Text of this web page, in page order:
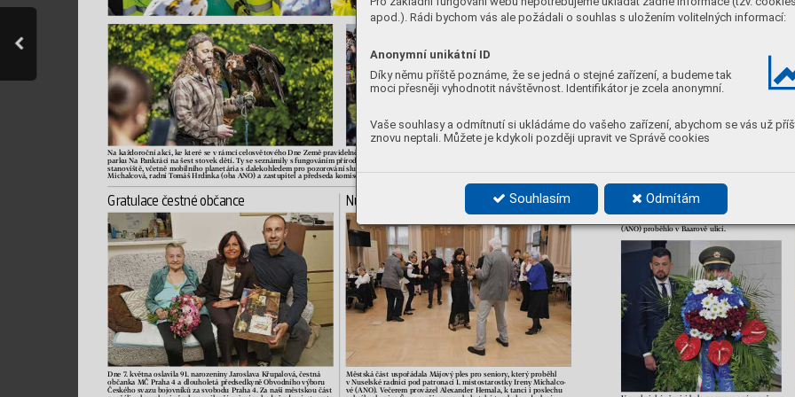
apod.). Rádi bychom vás ale požádali o souhlas s uložením volitelných informací:
Anonymní unikátní ID
Díky němu příště poznáme, že se jedná o stejné zařízení, a budeme tak
moci přesněji vyhodnotit návštěvnost. Identifikátor je zcela anonymní.
Vaše souhlasy a odmítnutí si ukládáme do vašeho zařízení, abychom se vás už
znovu neptali. Můžete je kdykoli později upravit ve Správě cookies
Souhlasím Odmítám
Dne 7. května oslavila 91. narozeniny Jaroslava Křupalová, čestná
občanka MČ Praha 4 a dlouholetá předsedkyně Obvodního výboru
Českého svazu bojovníků za svobodu Praha 4. Za naši městskou část
Gratulace čestné občance
Na každoroční akci, ke které se v rámci celosvětového Dne Země pravidelně připojuje městská část Praha 4, zavítalo v úterý 28.dubna do
parku Na Pankráci na šest stovek dětí. Ty se seznámily s fungováním přírody a ekosystému ve městě a rovněž na ně čekala zábavná i poučná
stanoviště, včetně mobilního planetária s dalekohledem pro pozorování slunce
Michalcová, radní Tomáš Hrdinka (oba ANO) a zastupitel a předseda komise MA 21 P
Městská část uspořádala Májový ples pro seniory, který proběhl
v Nuselské radnici pod patronací 1. místostarostky Ireny Michalco-
vé (ANO). Večerem provázel Alexander Hemala, k tanci i poslechu
Nuselsk ila ples seniorů
Tradiční pietní akt za účasti radních a zastupitelů
Připomenutí památky obětí válečných událostí
(ANO) proběhlo v Baarově ulici.